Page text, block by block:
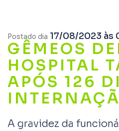
Postado dia 17/08/2023 às
GÊMEOS
HOSPITAL
APÓS 126
A gravidez da